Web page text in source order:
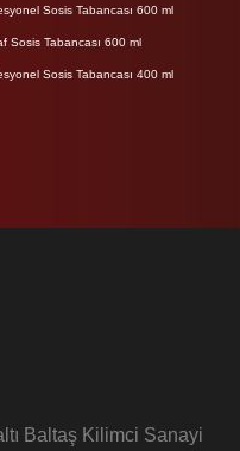
Sosis Tabancası 600 ml
Sosis Tabancası 600 ml
Sosis Tabancası 400 ml
Baltaş Kilimci Sanayi